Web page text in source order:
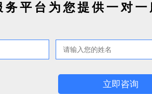
务平台为您提供一对
立即咨询